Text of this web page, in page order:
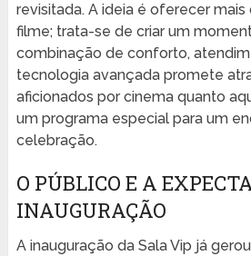
revisitada. A ideia é oferecer
filme; trata-se de criar um
combinação de conforto,
tecnologia avançada promete
aficionados por cinema quanto
um programa especial para um
celebração.
O PÚBLICO E A
INAUGURAÇÃO
A inauguração da Sala Vip já